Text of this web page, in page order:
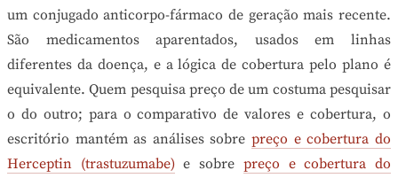
um conjugado anticorpo-fármaco de geração mais recente.
São medicamentos aparentados, usados em linhas
diferentes da doença, e a lógica de cobertura pelo plano é
equivalente. Quem pesquisa preço de um costuma pesquisar
o do outro; para o comparativo de valores e cobertura, o
escritório mantém as análises sobrepreço e cobertura do
Herceptin (trastuzumabe)e sobre preço e cobertura do